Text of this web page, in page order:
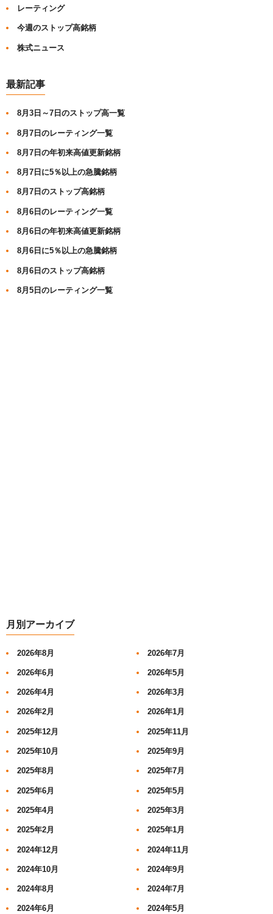
レーティング
今週のストップ高銘柄
株式ニュース
最新記事
8月3日～7日のストップ高一覧
8月7日のレーティング一覧
8月7日の年初来高値更新銘柄
8月7日に5％以上の急騰銘柄
8月7日のストップ高銘柄
8月6日のレーティング一覧
8月6日の年初来高値更新銘柄
8月6日に5％以上の急騰銘柄
8月6日のストップ高銘柄
8月5日のレーティング一覧
月別アーカイブ
2026年8月 2026年7月
2026年6月 2026年5月
2026年4月 2026年3月
2026年2月 2026年1月
2025年12月 2025年11月
2025年10月 2025年9月
2025年8月 2025年7月
2025年6月 2025年5月
2025年4月 2025年3月
2025年2月 2025年1月
2024年12月 2024年11月
2024年10月 2024年9月
2024年8月 2024年7月
2024年6月 2024年5月